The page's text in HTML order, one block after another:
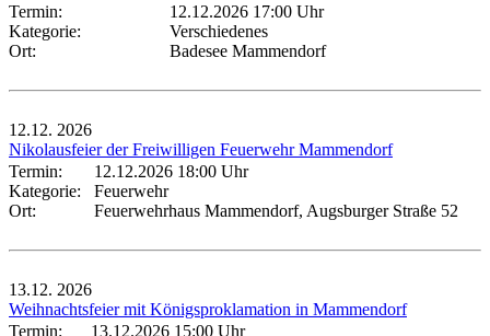
Termin:
12.12.2026 17:00 Uhr
Kategorie:
Verschiedenes
Ort:
Badesee Mammendorf
12.12. 2026
Nikolausfeier der Freiwilligen Feuerwehr Mammendorf
Termin:
12.12.2026 18:00 Uhr
Kategorie:
Feuerwehr
Ort:
Feuerwehrhaus Mammendorf, Augsburger Straße 52
13.12. 2026
Weihnachtsfeier mit Königsproklamation in Mammendorf
Termin:
13.12.2026 15:00 Uhr